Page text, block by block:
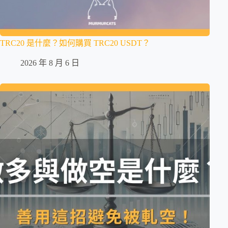
TRC20 是什麼？如何購買 TRC20 USDT？
2026 年 8 月 6 日